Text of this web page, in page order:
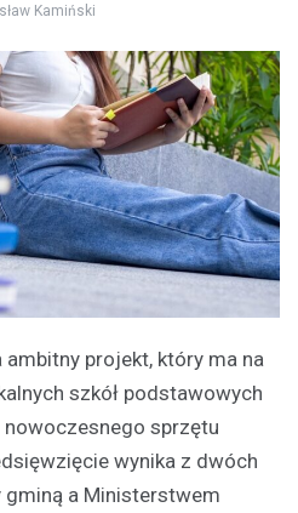
Kamiński
projekt, który ma na
szkół podstawowych
sprzętu
wynika z dwóch
a Ministerstwem